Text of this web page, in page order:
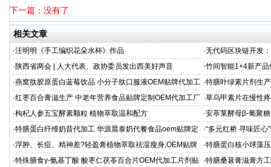
下一篇：没有了
相关文章
·汪明明《手工编织花朵水杯》作品 ·无代码区块链开发
·陕西省两会 | 人大代表、政协委员发出西美好声音 ·竹间智能1+4新产
后一公里！
·燕窝肽胶原蛋白蓝莓饮品 小分子肽口服液OEM贴牌代加工 ·特膳叶绿素片剂生
·红枣百合膏滋生产 中老年营养食品贴牌定制OEM代加工厂
家
·草乌甲素片在慢性
·枸杞人参五宝酵素颗粒 植物萃取温和配方 ·安萃莱酵母β-葡聚
·特膳蛋白纤维奶昔代加工 华源晨泰奶代餐食品oem贴牌定
制
·“多元红桥 寻味匠
·浮肿、长痘、精神差?轻盈膏植物萃取祛湿瘦身,OEM贴牌
加工
·特膳蛋白核小球藻
制厂
·特殊膳食γ-氨基丁酸 酸枣仁茯苓百合片OEM代加工片剂贴 ·特膳桑葚膏滋膏方